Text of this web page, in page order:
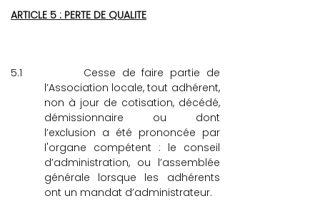
ARTICLE 5 : PERTE DE QUALITE
5.1
Cesse de faire partie de
l’Association locale, tout adhérent,
non à jour de cotisation, décédé,
démissionnaire ou dont
l’exclusion a été prononcée par
l'organe compétent : le conseil
d’administration, ou l’assemblée
générale lorsque les adhérents
ont un mandat d’administrateur.